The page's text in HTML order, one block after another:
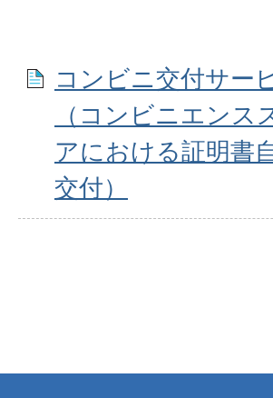
コンビニ交付サー
（コンビニエンス
アにおける証明書
交付）